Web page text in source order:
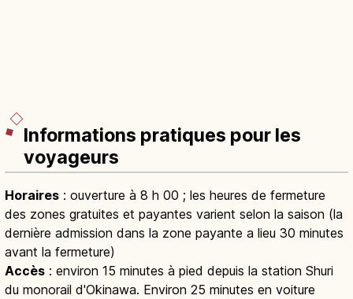
Informations pratiques pour les
voyageurs
Horaires : ouverture à 8 h 00 ; les heures de fermeture
des zones gratuites et payantes varient selon la saison (la
dernière admission dans la zone payante a lieu 30 minutes
avant la fermeture)
Accès : environ 15 minutes à pied depuis la station Shuri
du monorail d'Okinawa. Environ 25 minutes en voiture